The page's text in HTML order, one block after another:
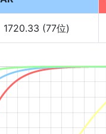
1720.33 (77位)